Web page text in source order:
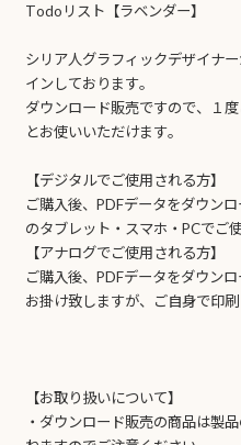
Todoリスト【ラベンダー】
シリア人グラフィックデザイナ
インしております。
ダウンロード販売ですので、１
とお使いいただけます。
【デジタルでご使用される方】
ご購入後、PDFデータをダウン
のタブレット・スマホ・PCでご
【アナログでご使用される方】
ご購入後、PDFデータをダウン
お掛け致しますが、ご自身で印刷
【お取り扱いについて】
・ダウンロード販売の商品は製